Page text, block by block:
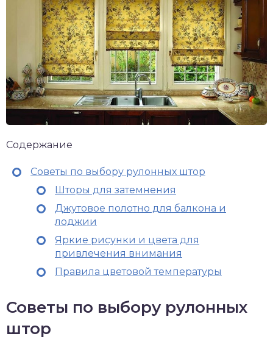
Содержание
Советы по выбору рулонных штор
Шторы для затемнения
Джутовое полотно для балкона и
лоджии
Яркие рисунки и цвета для
привлечения внимания
Правила цветовой температуры
Советы по выбору рулонных
штор